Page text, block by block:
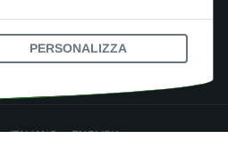
ITALIANO ENGLISH
PERSONALIZZA